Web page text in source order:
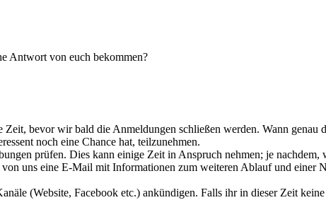
Antwort von euch bekommen?
bevor wir bald die Anmeldungen schließen werden. Wann
noch eine Chance hat, teilzunehmen.
prüfen. Dies kann einige Zeit in Anspruch nehmen; je nachdem,
uns eine E-Mail mit Informationen zum weiteren Ablauf und einer
(Website, Facebook etc.) ankündigen. Falls ihr in dieser Zeit